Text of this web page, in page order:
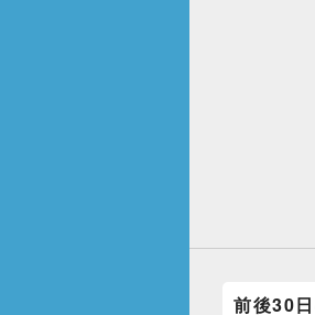
前後30